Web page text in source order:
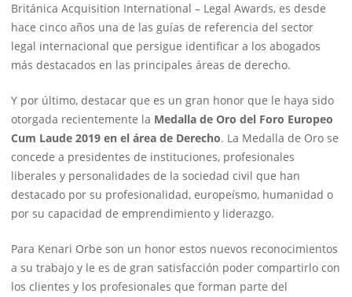
Británica Acquisition International – Legal Awards, es desde
hace cinco años una de las guías de referencia del sector
legal internacional que persigue identificar a los abogados
más destacados en las principales áreas de derecho.
Y por último, destacar que es un gran honor que le haya sido
otorgada recientemente la Medalla de Oro del Foro Europeo
Cum Laude 2019 en el área de Derecho. La Medalla de Oro se
concede a presidentes de instituciones, profesionales
liberales y personalidades de la sociedad civil que han
destacado por su profesionalidad, europeísmo, humanidad o
por su capacidad de emprendimiento y liderazgo.
Para Kenari Orbe son un honor estos nuevos reconocimientos
a su trabajo y le es de gran satisfacción poder compartirlo con
los clientes y los profesionales que forman parte del